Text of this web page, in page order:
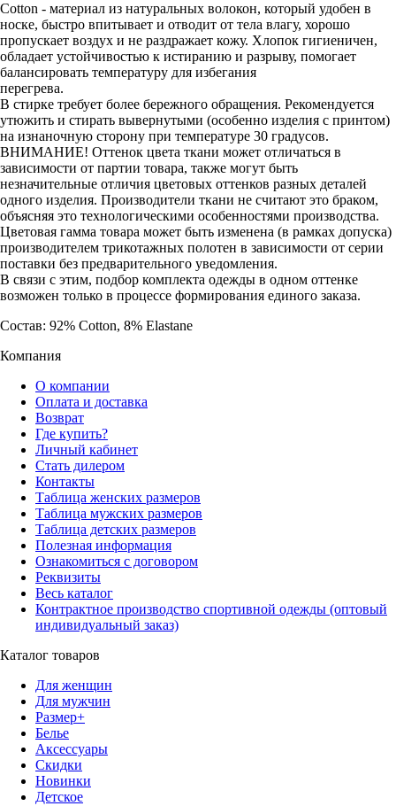
Cotton - материал из натуральных волокон, который удобен в
носке, быстро впитывает и отводит от тела влагу, хорошо
пропускает воздух и не раздражает кожу. Хлопок гигиеничен,
обладает устойчивостью к истиранию и разрыву, помогает
балансировать температуру для избегания
перегрева.
В стирке требует более бережного обращения. Рекомендуется
утюжить и стирать вывернутыми (особенно изделия с принтом)
на изнаночную сторону при температуре 30 градусов.
ВНИМАНИЕ! Оттенок цвета ткани может отличаться в
зависимости от партии товара, также могут быть
незначительные отличия цветовых оттенков разных деталей
одного изделия. Производители ткани не считают это браком,
объясняя это технологическими особенностями производства.
Цветовая гамма товара может быть изменена (в рамках допуска)
производителем трикотажных полотен в зависимости от серии
поставки без предварительного уведомления.
В связи с этим, подбор комплекта одежды в одном оттенке
возможен только в процессе формирования единого заказа.
Состав: 92% Cotton, 8% Elastane
Компания
О компании
Оплата и доставка
Возврат
Где купить?
Личный кабинет
Стать дилером
Контакты
Таблица женских размеров
Таблица мужских размеров
Таблица детских размеров
Полезная информация
Ознакомиться с договором
Реквизиты
Весь каталог
Контрактное производство спортивной одежды (оптовый
индивидуальный заказ)
Каталог товаров
Для женщин
Для мужчин
Размер+
Белье
Аксессуары
Скидки
Новинки
Детское